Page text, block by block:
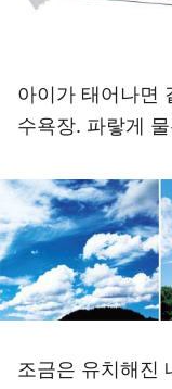
아이가 태어나면
수욕장. 파랗게
조금은 유치해진